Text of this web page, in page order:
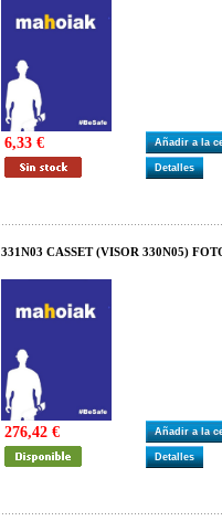
6,33 € Añadir a la
Detalles
331N03 CASSET (VISOR 330N05)
276,42 € Añadir a la
Detalles